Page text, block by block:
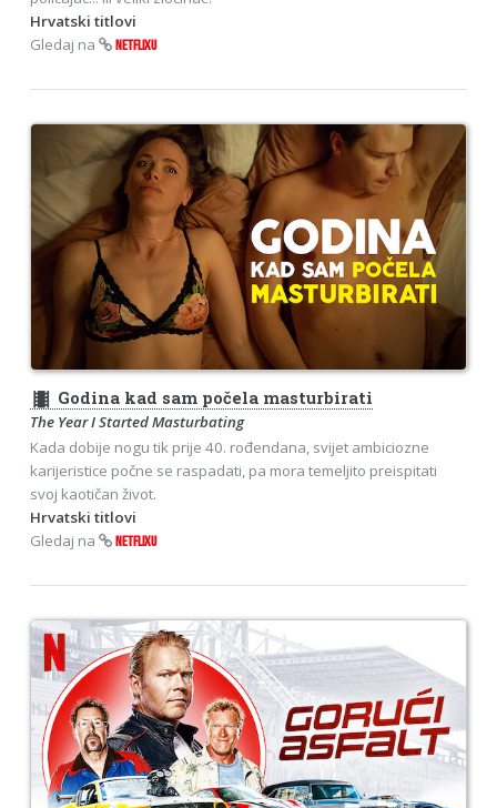
Hrvatski titlovi
Gledaj na
NETFLIXU
theaters Godina kad sam počela masturbirati
The Year I Started Masturbating
Kada dobije nogu tik prije 40. rođendana, svijet ambiciozne
karijeristice počne se raspadati, pa mora temeljito preispitati
svoj kaotičan život.
Hrvatski titlovi
Gledaj na
NETFLIXU